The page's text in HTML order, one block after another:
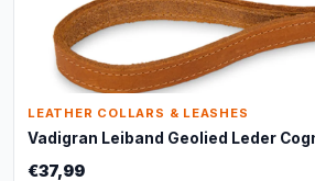
LEATHER COLLARS & LEASHES
Vadigran Leiband Geolied Leder
€37,99